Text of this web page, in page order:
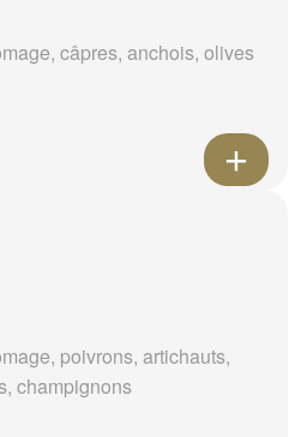
câpres, anchois, olives
poivrons, artichauts,
champignons